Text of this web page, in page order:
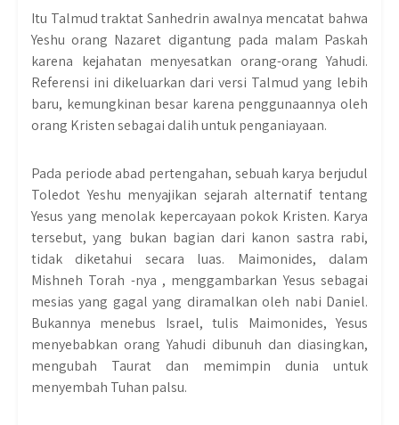
Itu Talmud traktat Sanhedrin awalnya mencatat bahwa
Yeshu orang Nazaret digantung pada malam Paskah
karena kejahatan menyesatkan orang-orang Yahudi.
Referensi ini dikeluarkan dari versi Talmud yang lebih
baru, kemungkinan besar karena penggunaannya oleh
orang Kristen sebagai dalih untuk penganiayaan.
Pada periode abad pertengahan, sebuah karya berjudul
Toledot Yeshu menyajikan sejarah alternatif tentang
Yesus yang menolak kepercayaan pokok Kristen. Karya
tersebut, yang bukan bagian dari kanon sastra rabi,
tidak diketahui secara luas. Maimonides, dalam
Mishneh Torah -nya , menggambarkan Yesus sebagai
mesias yang gagal yang diramalkan oleh nabi Daniel.
Bukannya menebus Israel, tulis Maimonides, Yesus
menyebabkan orang Yahudi dibunuh dan diasingkan,
mengubah Taurat dan memimpin dunia untuk
menyembah Tuhan palsu.